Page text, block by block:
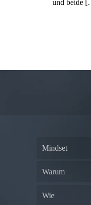
und beide
Mindset
Warum
Wie